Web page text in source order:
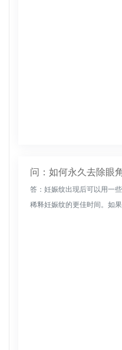
问：如何永久去除眼
答：妊娠纹出现后可以用一
稀释妊娠纹的更佳时间。如